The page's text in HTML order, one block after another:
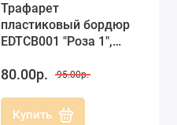
Трафарет
пластиковый бордюр
EDTCB001 "Роза 1",
Дизайн
80.00р. 95.00р.
Купить